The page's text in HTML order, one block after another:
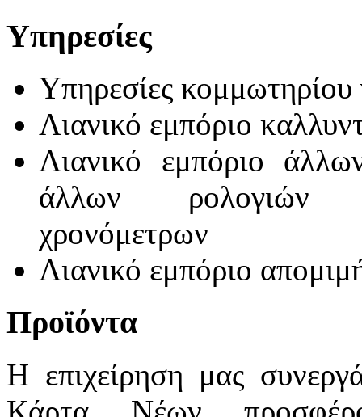
Υπηρεσίες
Υπηρεσίες κομμωτηρίου
Λιανικό εμπόριο
Λιανικό εμπόριο
άλλων ρολογιών
χρονόμετρων
Λιανικό εμπόριο
Προϊόντα
Η επιχείρηση μας